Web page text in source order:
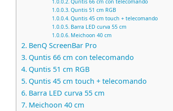
Quntis 66 cm con telecomando
Quntis 51 cm RGB
Quntis 45 cm touch + telecomando
Barra LED curva 55 cm
Meichoon 40 cm
BenQ ScreenBar Pro
Quntis 66 cm con telecomando
Quntis 51 cm RGB
Quntis 45 cm touch + telecomando
Barra LED curva 55 cm
Meichoon 40 cm